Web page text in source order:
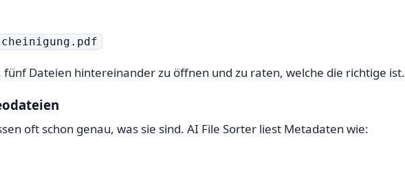
Dateien hintereinander zu öffnen und zu raten, welche die richtige ist.
oft schon genau, was sie sind. AI File Sorter liest Metadaten wie: